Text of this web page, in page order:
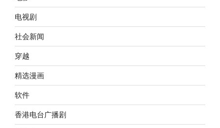
电视剧
社会新闻
穿越
精选漫画
软件
香港电台广播剧